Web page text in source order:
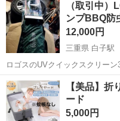
（取引中
ンプBBQ防
12,000円
三重県 白子駅
ロゴスのUVクイックスクリーン
入しましたが結局使いませんで
バーベキューする時に日よけ蚊
ましたがもう売って...
三重 鈴鹿市 白子駅
【美品】
ード
5,000円